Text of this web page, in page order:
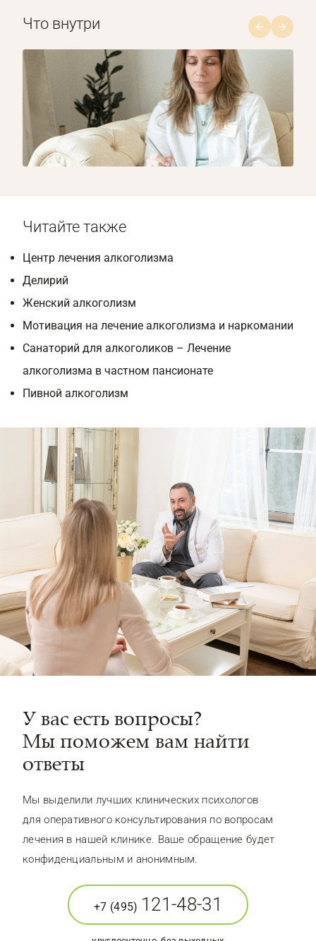
Что внутри
1/8
Читайте также
Центр лечения алкоголизма
Делирий
Женский алкоголизм
Мотивация на лечение алкоголизма и наркомании
Санаторий для алкоголиков – Лечение
алкоголизма в частном пансионате
Пивной алкоголизм
У вас есть вопросы?
Мы поможем вам найти
ответы
Мы выделили лучших клинических психологов
для оперативного консультирования по вопросам
лечения в нашей клинике. Ваше обращение будет
конфиденциальным и анонимным.
+7 (495) 121-48-31